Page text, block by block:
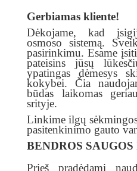
Gerbiamas kliente!
Dėkojame, kad
osmoso sistemą.
pasirinkimu. Esame
pateisins jūsų
ypatingas dėmesys
kokybei. Čia
būdas laikomas
srityje.
Linkime ilgų
pasitenkinimo gauto
BENDROS
Prieš pradėdami